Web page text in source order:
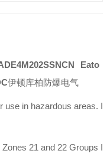
Eato
伊顿库柏防爆电气
use in hazardous areas. I
21 and 22 Groups I